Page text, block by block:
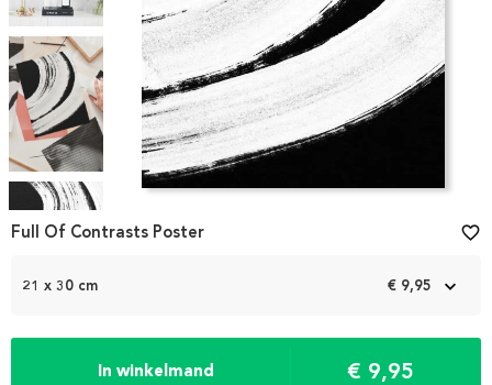
1
21 x 30 cm € 9,95
In winkelmand € 9,95
Full Of Contrasts Poster favorite_border